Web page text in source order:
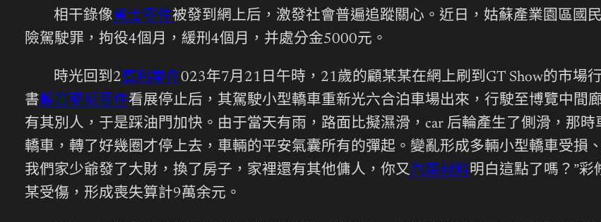
相干錄像賓士零件被發到網上后，激發社會普遍追蹤關心。近日，姑蘇產業園區國
險駕駛罪，拘役4個月，緩刑4個月，并處分金5000元。
時光回到2賓利零件023年7月21日午時，21歲的顧某某在網上刷到GT Show的市場
書藍寶堅尼零件看展停止后，其駕駛小型轎車重新光六合泊車場出來，行駛至博覽中間
有其別人，于是踩油門加快。由于當天有雨，路面比擬濕滑，car 后輪產生了側滑，那
轎車，轉了好幾圈才停上去，車輛的平安氣囊所有的彈起。變亂形成多輛小型轎車受損
我們家少爺發了大財，換了房子，家裡還有其他傭人，你又汽車材料明白這點了嗎？”彩
某受傷，形成喪失算計9萬余元。